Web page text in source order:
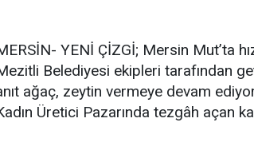
YENİ ÇİZGİ; Mersin Mut’ta
Belediyesi ekipleri tarafından
ağaç, zeytin vermeye devam
Üretici Pazarında tezgâh açan